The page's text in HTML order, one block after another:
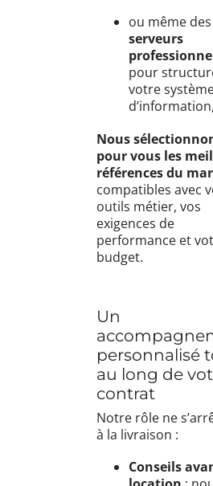
ou même des
serveurs
pour
votre
Nous
pour vous les
références du
compatibles avec
outils métier, vos
exigences de
performance et
budget.
Un
personnalisé
au long de
contrat
Notre rôle ne
à la livraison :
Conseils